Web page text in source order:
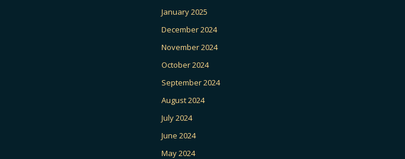
January 2025
December 2024
November 2024
October 2024
September 2024
August 2024
July 2024
June 2024
May 2024